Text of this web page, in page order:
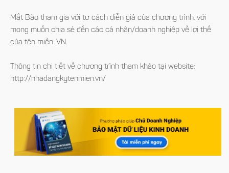
Mắt Bão tham gia với tư cách diễn giả của chương trình, với
mong muốn chia sẻ đến các cá nhân/doanh nghiệp về lợi thế
của tên miền .VN.
Thông tin chi tiết về chương trình tham khảo tại website:
http://nhadangkytenmien.vn/